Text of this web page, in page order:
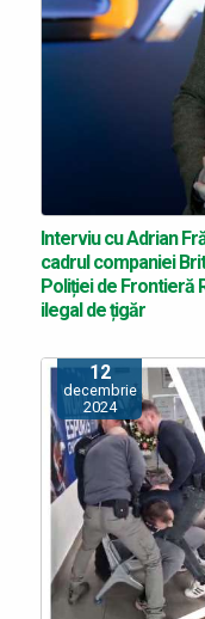
Interviu cu Adrian
cadrul companiei
Poliției de Frontieră
ilegal de țigăr
12
decembrie
2024